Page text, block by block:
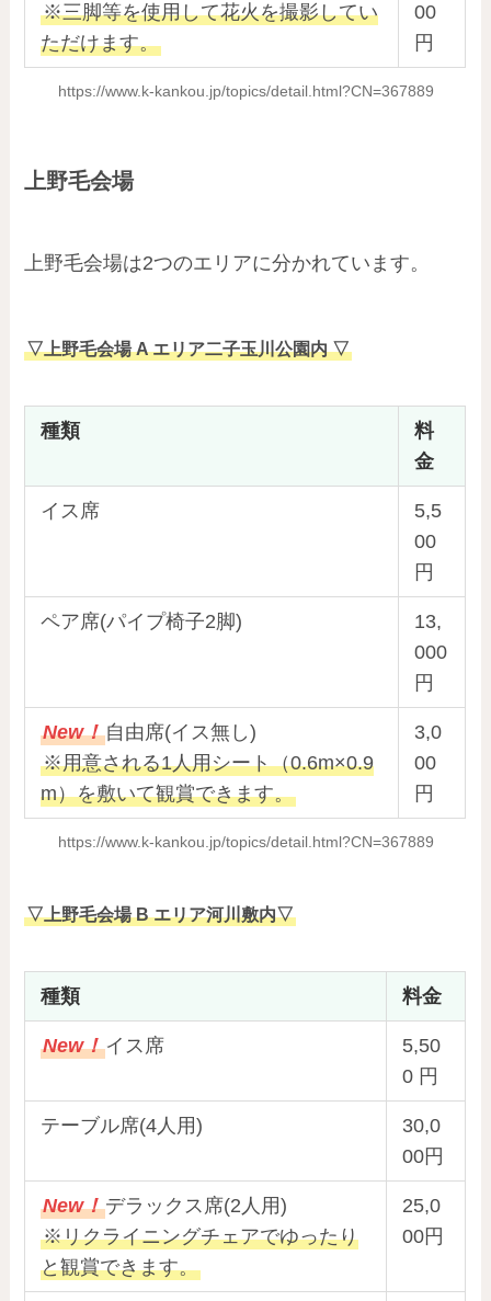
※三脚等を使用して花火を撮影してい
ただけます。
00
円
https://www.k-kankou.jp/topics/detail.html?CN=367889
上野毛会場
上野毛会場は2つのエリアに分かれています。
▽上野毛会場 A エリア二子玉川公園内 ▽
種類
料
金
イス席
5,5
00
円
ペア席(パイプ椅子2脚)
13,
000
円
New！自由席(イス無し)
※用意される1人用シート（0.6m×0.9
m）を敷いて観賞できます。
3,0
00
円
https://www.k-kankou.jp/topics/detail.html?CN=367889
▽上野毛会場 B エリア河川敷内▽
種類 料金
New！イス席
5,50
0 円
テーブル席(4人用)
30,0
00円
New！デラックス席(2人用)
※リクライニングチェアでゆったり
と観賞できます。
25,0
00円